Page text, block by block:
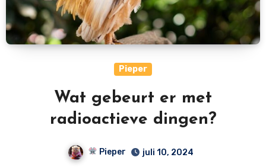
Pieper
Wat gebeurt er met
radioactieve dingen?
Pieper juli 10, 2024